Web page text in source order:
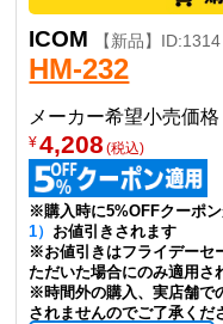
ICOM 【新品】ID:1314
HM-232
メーカー希望小売価
¥4,208 (税込)
※購入時に5%OFFクーポ
1） お値引きされます
※お値引きはフライデーセ
ただいた場合にのみ適用さ
※時間外の購入、実店舗で
されませんのでご了承くだ